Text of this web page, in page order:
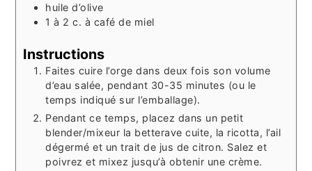
huile d’olive
1 à 2c. à caféde miel
Instructions
Faites cuire l’orge dans deux fois son volume
d’eau salée, pendant 30-35 minutes (ou le
temps indiqué sur l’emballage).
Pendant ce temps, placez dans un petit
blender/mixeur la betterave cuite, la ricotta, l’ail
dégermé et un trait de jus de citron. Salez et
poivrez et mixez jusqu’à obtenir une crème.